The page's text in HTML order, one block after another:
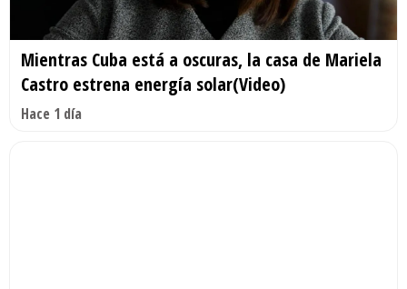
Mientras Cuba está a oscuras, la casa de Mariela
Castro estrena energía solar(Video)
Hace 1 día